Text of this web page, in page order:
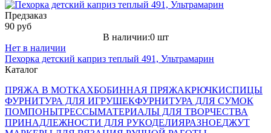
Предзаказ
90 руб
В наличии:0 шт
Нет в наличии
Пехорка детский каприз теплый 491, Ультрамарин
Каталог
ПРЯЖА В МОТКАХБОБИННАЯ ПРЯЖАКРЮЧКИСПИЦЫ
ФУРНИТУРА ДЛЯ ИГРУШЕКФУРНИТУРА ДЛЯ СУМОК
ПОМПОНЫТРЕССЫМАТЕРИАЛЫ ДЛЯ ТВОРЧЕСТВА
ПРИНАДЛЕЖНОСТИ ДЛЯ РУКОДЕЛИЯРАЗНОЕДЖУТ